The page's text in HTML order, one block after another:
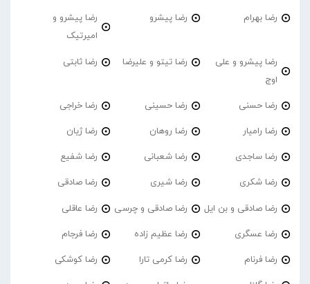
رضا بهرام رضا پیشرو
رضا پیشرو و
امیرتیک
رضا پیشرو و علی
اوج
رضا تیتو و علیرضا رضا ثابتی
رضا حسنی رضا حسینی رضا خراجی
رضا رامیار رضا روهان رضا ژیان
رضا ساجدی رضا شعبانی رضا شفیع
رضا شکری رضا شیری رضا صادقی
رضا صادقی و بن ایل رضا صادقی و چرسی رضا عاقلی
رضا عسگری رضا عظیم زاده رضا فرجام
رضا فرنام رضا کرمی تارا رضا کوشکی